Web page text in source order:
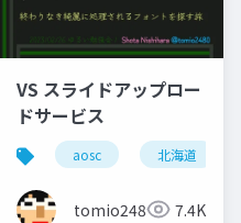
北海道 東京
VS スライドアップロー
ドサービス
aosc 北海道
tomio2480 7.4K